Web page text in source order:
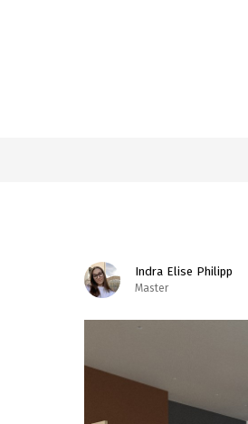
Indra Elise Philipp
Master